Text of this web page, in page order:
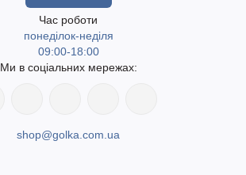
Час роботи
понеділок-неділя
09:00-18:00
Ми в соціальних мережах:
shop@golka.com.ua